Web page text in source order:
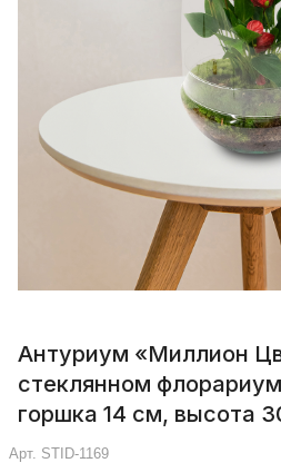
Антуриум «Миллион
стеклянном
горшка 14 см, высота
Арт. STID-1169